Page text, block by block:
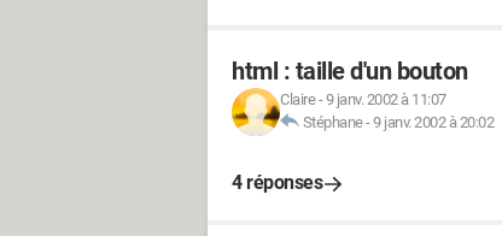
html : taille d'un bouton
Claire-9 janv. 2002 à 11:07
Stéphane-9 janv. 2002 à 20:02
4 réponses